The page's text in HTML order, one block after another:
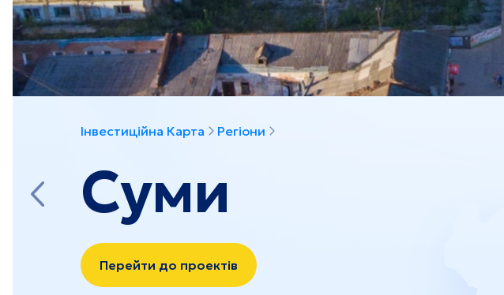
Севастополь
Чернівці
Показати всі проекти
Інвестиційна Карта Регіони
Суми
Перейти до проектів